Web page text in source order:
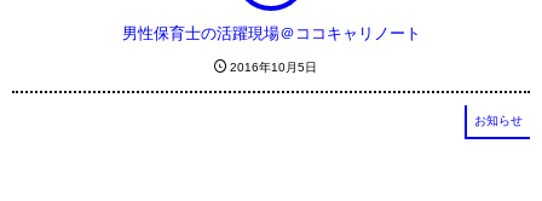
男性保育士の活躍現場＠ココキャリノート
2016年10月5日
お知らせ